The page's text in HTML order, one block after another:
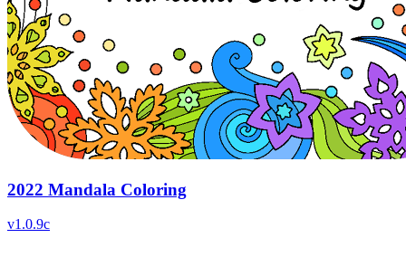
2022 Mandala Coloring
v1.0.9c